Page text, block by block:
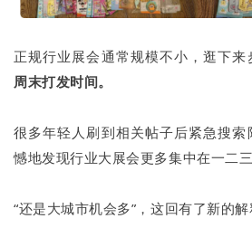
正规行业展会通常规模不小，逛下
周末打发时间。
很多年轻人刷到相关帖子后紧急搜
憾地发现行业大展会更多集中在一二三
“还是大城市机会多”，这回有了新的解